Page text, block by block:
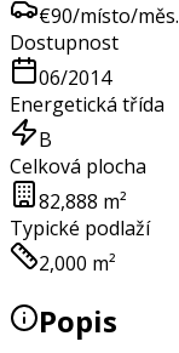
€90/místo/měs.
Dostupnost
06/2014
Energetická třída
B
Celková plocha
82,888 m²
Typické podlaží
2,000 m²
Popis